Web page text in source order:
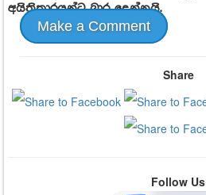
අයිතිකාරයන්ට බාර දෙන්නයි.
Make a Comment
Share
Follow Us